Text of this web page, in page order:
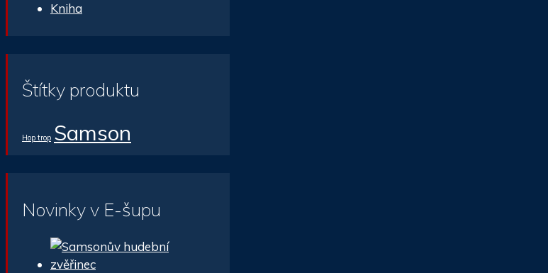
Kniha
Štítky produktu
Hop trop Samson
Novinky v E-šupu